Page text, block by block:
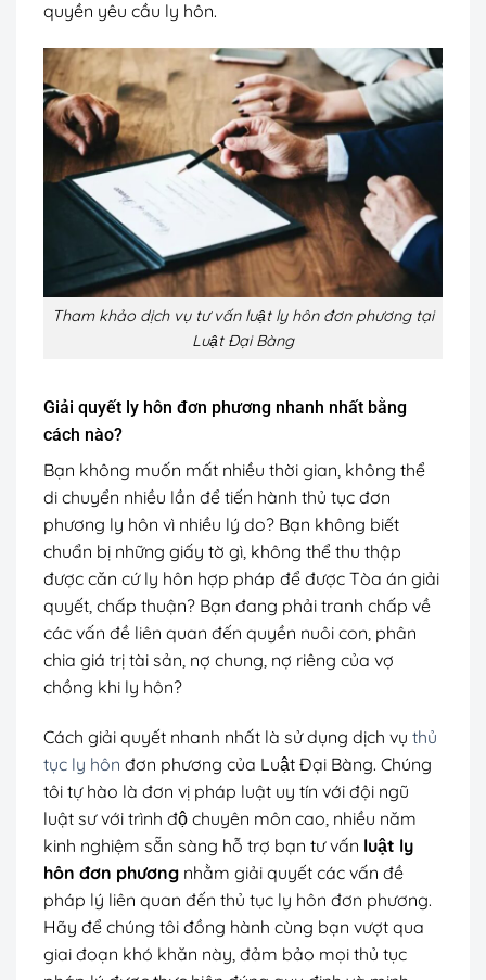
quyền yêu cầu ly hôn.
Tham khảo dịch vụ tư vấn luật ly hôn đơn phương tại
Luật Đại Bàng
Giải quyết ly hôn đơn phương nhanh nhất bằng
cách nào?
Bạn không muốn mất nhiều thời gian, không thể
di chuyển nhiều lần để tiến hành thủ tục đơn
phương ly hôn vì nhiều lý do? Bạn không biết
chuẩn bị những giấy tờ gì, không thể thu thập
được căn cứ ly hôn hợp pháp để được Tòa án giải
quyết, chấp thuận? Bạn đang phải tranh chấp về
các vấn đề liên quan đến quyền nuôi con, phân
chia giá trị tài sản, nợ chung, nợ riêng của vợ
chồng khi ly hôn?
Cách giải quyết nhanh nhất là sử dụng dịch vụ thủ
tục ly hôn đơn phương của Luật Đại Bàng. Chúng
tôi tự hào là đơn vị pháp luật uy tín với đội ngũ
luật sư với trình độ chuyên môn cao, nhiều năm
kinh nghiệm sẵn sàng hỗ trợ bạn tư vấn luật ly
hôn đơn phương nhằm giải quyết các vấn đề
pháp lý liên quan đến thủ tục ly hôn đơn phương.
Hãy để chúng tôi đồng hành cùng bạn vượt qua
giai đoạn khó khăn này, đảm bảo mọi thủ tục